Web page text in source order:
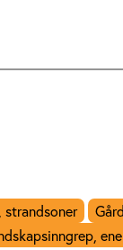
strandsoner